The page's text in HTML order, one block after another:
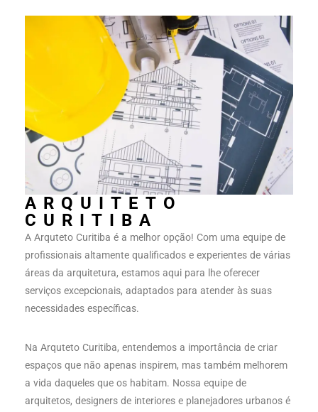
ARQUITETO
CURITIBA
A Arquteto Curitiba é a melhor opção! Com uma equipe de
profissionais altamente qualificados e experientes de várias
áreas da arquitetura, estamos aqui para lhe oferecer
serviços excepcionais, adaptados para atender às suas
necessidades específicas.
Na Arquteto Curitiba, entendemos a importância de criar
espaços que não apenas inspirem, mas também melhorem
a vida daqueles que os habitam. Nossa equipe de
arquitetos, designers de interiores e planejadores urbanos é